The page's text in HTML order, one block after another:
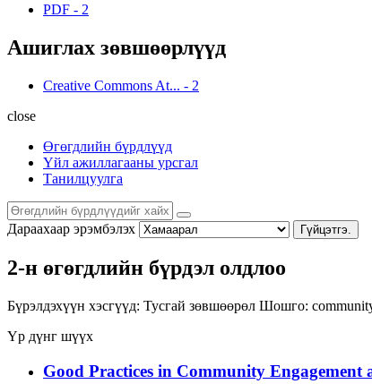
PDF - 2
Ашиглах зөвшөөрлүүд
Creative Commons At... - 2
close
Өгөгдлийн бүрдлүүд
Үйл ажиллагааны урсгал
Танилцуулга
Дараахаар эрэмбэлэх Гүйцэтгэ.
2-н өгөгдлийн бүрдэл олдлоо
Бүрэлдэхүүн хэсгүүд: Тусгай зөвшөөрөл Шошго:
Үр дүнг шүүх
Good Practices in Community Engagement